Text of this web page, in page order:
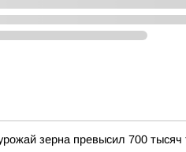
зерна превысил 700 тысяч